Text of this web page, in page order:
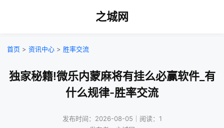
之城网
首页 > 资讯中心 > 胜率交流
独家秘籍!微乐内蒙麻将有挂么必赢软件_有
什么规律-胜率交流
发布时间：2026-08-05｜阅读：1